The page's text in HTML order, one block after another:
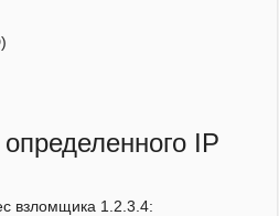
IP
взломщика 1.2.3.4: